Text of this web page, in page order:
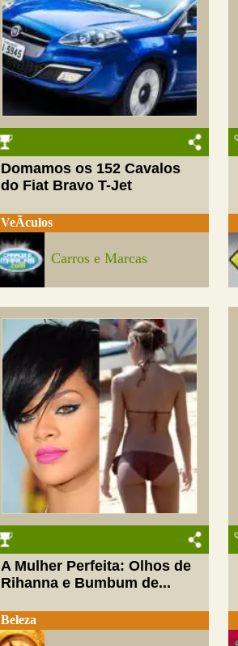
Domamos os 152 Cavalos
do Fiat Bravo T-Jet
VeÃ­culos
Carros e Marcas
A Mulher Perfeita: Olhos de
Rihanna e Bumbum de...
Beleza